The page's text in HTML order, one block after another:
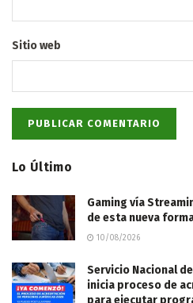
Sitio web
Lo Último
Gaming vía
de esta nueva
10/08/2026
Servicio Nacional
inicia proceso de
para ejecutar